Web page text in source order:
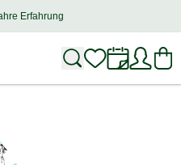
Erfahrung
25 Jahre Erfahrung